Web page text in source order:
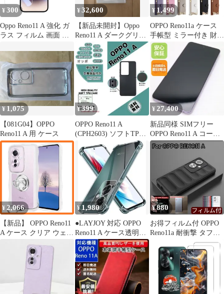
¥ 300
Oppo Reno11 A 強化 ガ
ラス フィルム 画面 液
¥32,600
【新品未開封】Oppo
Reno11 A ダークグリー
ン SIMフリー
¥ 1,499
OPPO Reno11a ケース
手帳型 ミラー付き 財布
型 オッポ リノ 11a 金属
チェーン 斜めがけ カー
ド収納 小銭入れ スマホ
ケース レディース向け
opporeno11a 多機能
PYW-WJCS
¥1,075
【081G04】OPPO
Reno11 A 用 ケース
¥399
OPPO Reno11 A
(CPH2603) ソフトTPU
黒色ケースa
¥27,400
新品同様 SIMフリー
OPPO Reno11 A コーラ
ルパープル スマホ
¥ 2,066
【新品】 OPPO Reno11
A ケース クリア ウェー
のバンパー 透明 スマホ
ケース かわいい うねう
ね オッポ Reno11 A ウ
ェーブ デザイン 可愛い
韓国 女性用 薄型 人気
¥1,980
●LAYJOY 対応 OPPO
Reno11 A ケース透明ソ
フトTPU
¥880
お得フィルム付 OPPO
Reno11a 耐衝撃 タフネ
ス TPU カバー ケース